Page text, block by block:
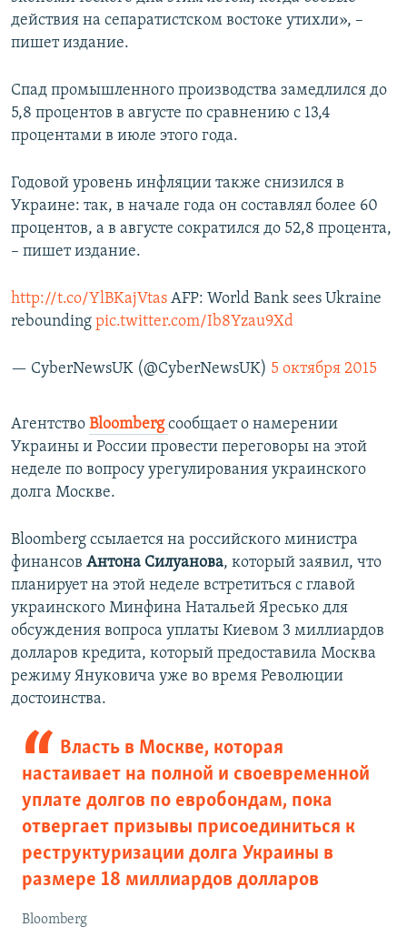
действия на сепаратистском востоке утихли», –
пишет издание.
Спад промышленного производства замедлился до
5,8 процентов в августе по сравнению с 13,4
процентами в июле этого года.
Годовой уровень инфляции также снизился в
Украине: так, в начале года он составлял более 60
процентов, а в августе сократился до 52,8 процента,
– пишет издание.
http://t.co/YlBKajVtas AFP: World Bank sees Ukraine
rebounding pic.twitter.com/Ib8Yzau9Xd
— CyberNewsUK (@CyberNewsUK) 5 октября 2015
Агентство Bloombergсообщает о намерении
Украины и России провести переговоры на этой
неделе по вопросу урегулирования украинского
долга Москве.
Bloomberg ссылается на российского министра
финансов Антона Силуанова, который заявил, что
планирует на этой неделе встретиться с главой
украинского Минфина Натальей Яресько для
обсуждения вопроса уплаты Киевом 3 миллиардов
долларов кредита, который предоставила Москва
режиму Януковича уже во время Революции
достоинства.
Власть в Москве, которая
настаивает на полной и своевременной
уплате долгов по евробондам, пока
отвергает призывы присоединиться к
реструктуризации долга Украины в
размере 18 миллиардов долларов
Bloomberg